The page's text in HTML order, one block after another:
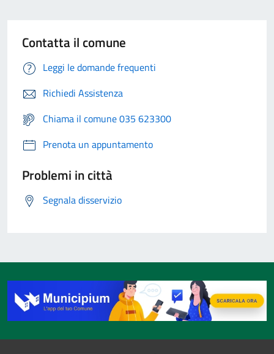
Contatta il comune
Leggi le domande frequenti
Richiedi Assistenza
Chiama il comune 035 623300
Prenota un appuntamento
Problemi in città
Segnala disservizio